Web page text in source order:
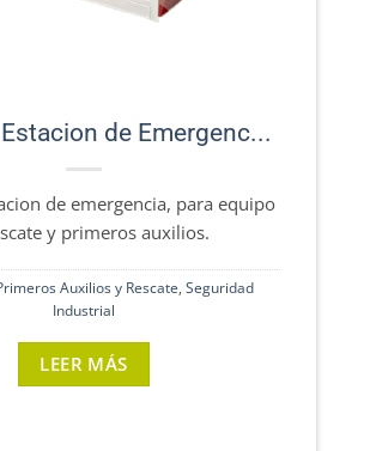
de Emergenc...
de emergencia, para equipo
y primeros auxilios.
Auxilios y Rescate, Seguridad
Industrial
LEER MÁS